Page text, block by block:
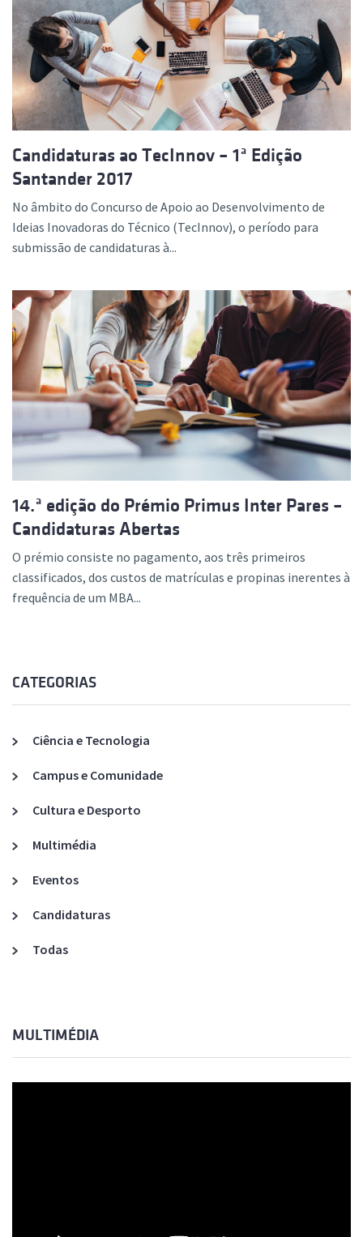
Candidaturas ao TecInnov – 1ª Edição
Santander 2017
No âmbito do Concurso de Apoio ao Desenvolvimento de
Ideias Inovadoras do Técnico (TecInnov), o período para
submissão de candidaturas à...
14.ª edição do Prémio Primus Inter Pares –
Candidaturas Abertas
O prémio consiste no pagamento, aos três primeiros
classificados, dos custos de matrículas e propinas inerentes à
frequência de um MBA...
CATEGORIAS
Ciência e Tecnologia
Campus e Comunidade
Cultura e Desporto
Multimédia
Eventos
Candidaturas
Todas
MULTIMÉDIA